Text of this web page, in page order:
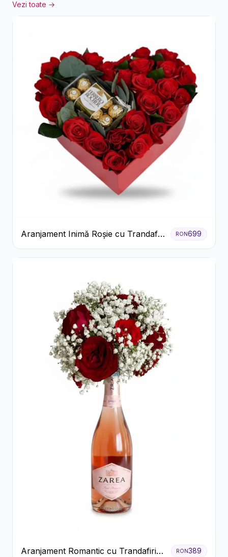
Vezi toate →
Aranjament Inimă Roșie cu Trandafiri
și Ferrero Rocher Premium
RON699
Aranjament Romantic cu Trandafiri
RON389